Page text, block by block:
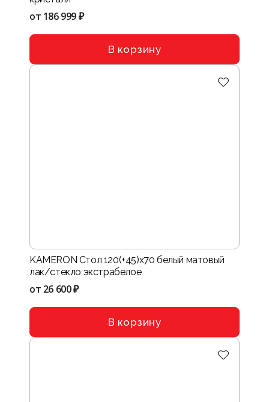
от 186 999 ₽
В корзину
KAMERON Стол 120(+45)х70 белый матовый
лак/стекло экстрабелое
от 26 600 ₽
В корзину